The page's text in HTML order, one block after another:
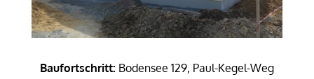
Baufortschritt: Bodensee 129, Paul-Kegel-Weg